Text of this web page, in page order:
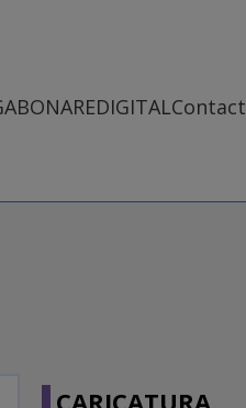
ABONAREDIGITALContact
CARICATURA